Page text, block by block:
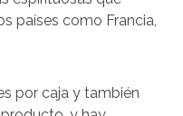
países como Francia,
por caja y también